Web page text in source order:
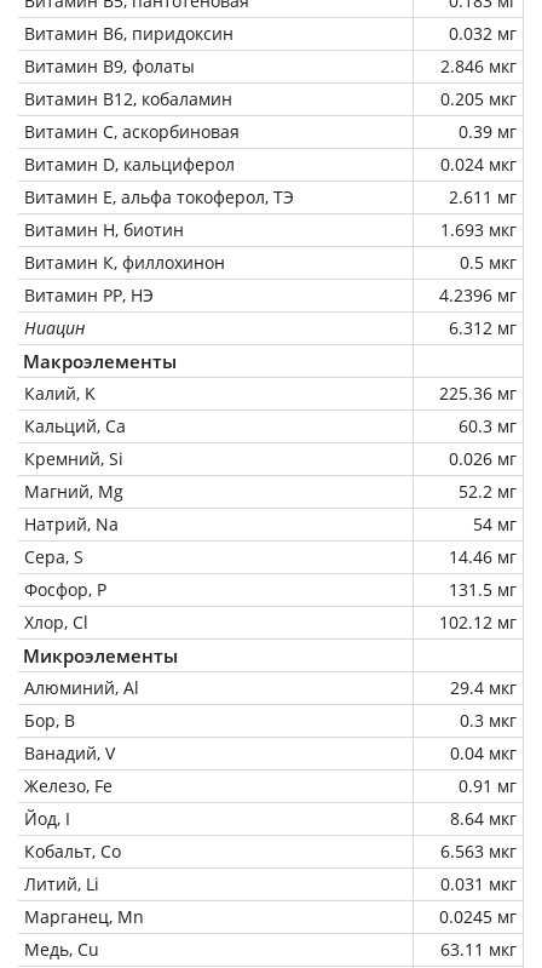
Витамин В6, пиридоксин
0.032 мг
Витамин В9, фолаты
2.846 мкг
Витамин В12, кобаламин
0.205 мкг
Витамин C, аскорбиновая
0.39 мг
Витамин D, кальциферол
0.024 мкг
Витамин Е, альфа токоферол, ТЭ
2.611 мг
Витамин Н, биотин
1.693 мкг
Витамин К, филлохинон
0.5 мкг
Витамин РР, НЭ
4.2396 мг
Ниацин
6.312 мг
Макроэлементы
Калий, K
225.36 мг
Кальций, Ca
60.3 мг
Кремний, Si
0.026 мг
Магний, Mg
52.2 мг
Натрий, Na
54 мг
Сера, S
14.46 мг
Фосфор, P
131.5 мг
Хлор, Cl
102.12 мг
Микроэлементы
Алюминий, Al
29.4 мкг
Бор, B
0.3 мкг
Ванадий, V
0.04 мкг
Железо, Fe
0.91 мг
Йод, I
8.64 мкг
Кобальт, Co
6.563 мкг
Литий, Li
0.031 мкг
Марганец, Mn
0.0245 мг
Медь, Cu
63.11 мкг